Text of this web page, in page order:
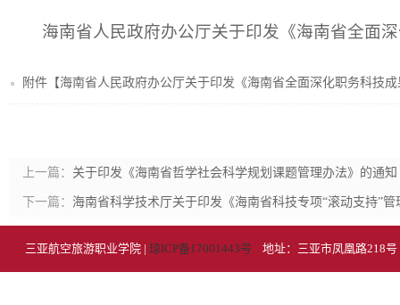
海南省人民政府办公厅关于印发《海南省全面
附件【海南省人民政府办公厅关于印发《海南省全面深化职务科技
上一篇： 关于印发《海南省哲学社会科学规划课题管理办法》的通知
下一篇： 海南省科学技术厅关于印发《海南省科技专项“滚动支持”
三亚航空旅游职业学院 |琼ICP备17001443号 地址：三亚市凤凰路218